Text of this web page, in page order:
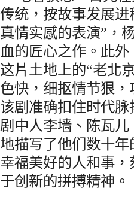
传统，按故事发展
真情实感的表演”，
血的匠心之作。此
这片土地上的“老北
色快，细抠情节狠
该剧准确扣住时代
剧中人李墙、陈瓦
地描写了他们数十
幸福美好的人和事
于创新的拼搏精神。